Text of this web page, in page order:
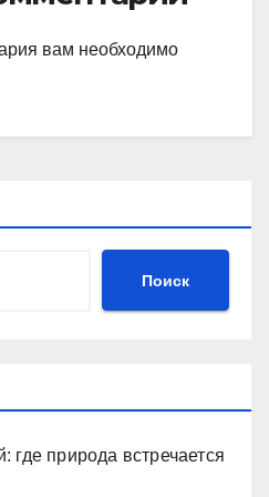
вам необходимо
Поиск
где природа встречается